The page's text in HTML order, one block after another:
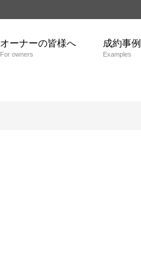
オーナーの皆様へ
For owners
成約事例
Examples